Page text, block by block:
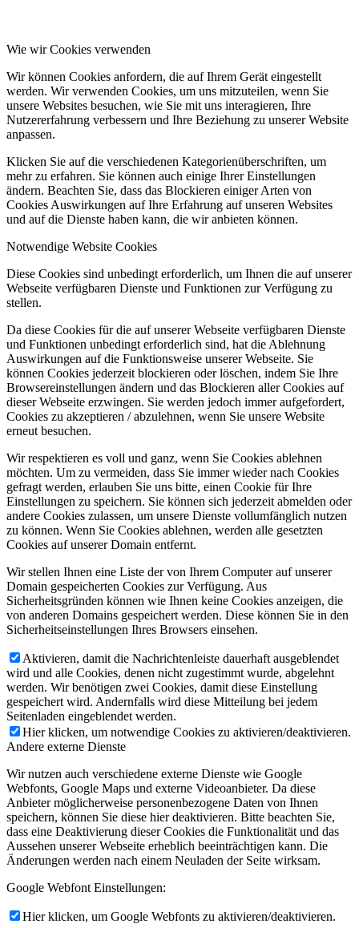
Wie wir Cookies verwenden
Wir können Cookies anfordern, die auf Ihrem Gerät eingestellt
werden. Wir verwenden Cookies, um uns mitzuteilen, wenn Sie
unsere Websites besuchen, wie Sie mit uns interagieren, Ihre
Nutzererfahrung verbessern und Ihre Beziehung zu unserer Website
anpassen.
Klicken Sie auf die verschiedenen Kategorienüberschriften, um
mehr zu erfahren. Sie können auch einige Ihrer Einstellungen
ändern. Beachten Sie, dass das Blockieren einiger Arten von
Cookies Auswirkungen auf Ihre Erfahrung auf unseren Websites
und auf die Dienste haben kann, die wir anbieten können.
Notwendige Website Cookies
Diese Cookies sind unbedingt erforderlich, um Ihnen die auf unserer
Webseite verfügbaren Dienste und Funktionen zur Verfügung zu
stellen.
Da diese Cookies für die auf unserer Webseite verfügbaren Dienste
und Funktionen unbedingt erforderlich sind, hat die Ablehnung
Auswirkungen auf die Funktionsweise unserer Webseite. Sie
können Cookies jederzeit blockieren oder löschen, indem Sie Ihre
Browsereinstellungen ändern und das Blockieren aller Cookies auf
dieser Webseite erzwingen. Sie werden jedoch immer aufgefordert,
Cookies zu akzeptieren / abzulehnen, wenn Sie unsere Website
erneut besuchen.
Wir respektieren es voll und ganz, wenn Sie Cookies ablehnen
möchten. Um zu vermeiden, dass Sie immer wieder nach Cookies
gefragt werden, erlauben Sie uns bitte, einen Cookie für Ihre
Einstellungen zu speichern. Sie können sich jederzeit abmelden oder
andere Cookies zulassen, um unsere Dienste vollumfänglich nutzen
zu können. Wenn Sie Cookies ablehnen, werden alle gesetzten
Cookies auf unserer Domain entfernt.
Wir stellen Ihnen eine Liste der von Ihrem Computer auf unserer
Domain gespeicherten Cookies zur Verfügung. Aus
Sicherheitsgründen können wie Ihnen keine Cookies anzeigen, die
von anderen Domains gespeichert werden. Diese können Sie in den
Sicherheitseinstellungen Ihres Browsers einsehen.
Aktivieren, damit die Nachrichtenleiste dauerhaft ausgeblendet
wird und alle Cookies, denen nicht zugestimmt wurde, abgelehnt
werden. Wir benötigen zwei Cookies, damit diese Einstellung
gespeichert wird. Andernfalls wird diese Mitteilung bei jedem
Seitenladen eingeblendet werden.
Hier klicken, um notwendige Cookies zu aktivieren/deaktivieren.
Andere externe Dienste
Wir nutzen auch verschiedene externe Dienste wie Google
Webfonts, Google Maps und externe Videoanbieter. Da diese
Anbieter möglicherweise personenbezogene Daten von Ihnen
speichern, können Sie diese hier deaktivieren. Bitte beachten Sie,
dass eine Deaktivierung dieser Cookies die Funktionalität und das
Aussehen unserer Webseite erheblich beeinträchtigen kann. Die
Änderungen werden nach einem Neuladen der Seite wirksam.
Google Webfont Einstellungen:
Hier klicken, um Google Webfonts zu aktivieren/deaktivieren.